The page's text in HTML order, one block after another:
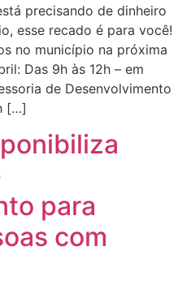
precisando de dinheiro
esse recado é para você!
no município na próxima
Das 9h às 12h – em
de Desenvolvimento
[…]
para
com